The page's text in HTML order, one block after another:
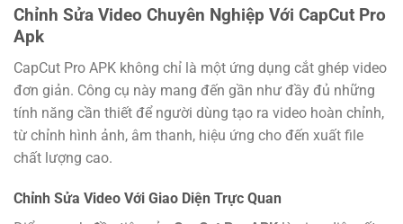
Chỉnh Sửa Video Chuyên Nghiệp Với CapCut Pro
Apk
CapCut Pro APK không chỉ là một ứng dụng cắt ghép video
đơn giản. Công cụ này mang đến gần như đầy đủ những
tính năng cần thiết để người dùng tạo ra video hoàn chỉnh,
từ chỉnh hình ảnh, âm thanh, hiệu ứng cho đến xuất file
chất lượng cao.
Chỉnh Sửa Video Với Giao Diện Trực Quan